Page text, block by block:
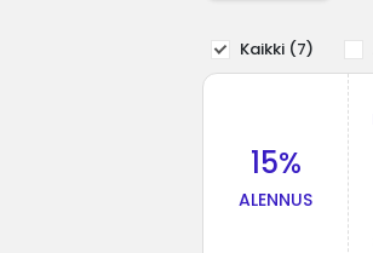
Kaikki (7)
15%
ALENNUS